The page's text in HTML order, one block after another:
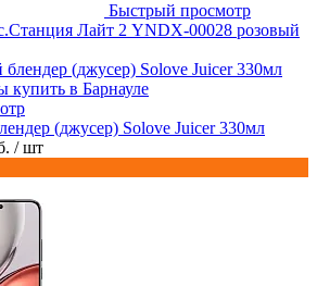
Быстрый просмотр
Лайт 2 YNDX-00028 розовый
(джусер) Solove Juicer 330мл
/ шт